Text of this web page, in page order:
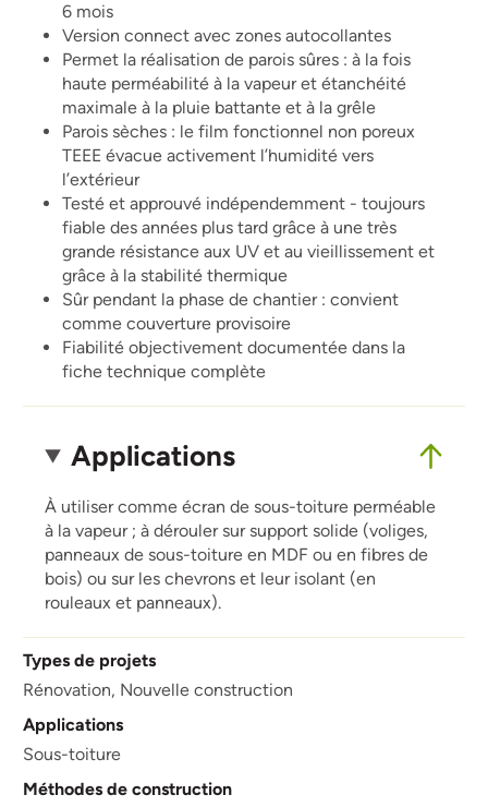
6 mois
Version connect avec zones autocollantes
Permet la réalisation de parois sûres : à la fois
haute perméabilité à la vapeur et étanchéité
maximale à la pluie battante et à la grêle
Parois sèches : le film fonctionnel non poreux
TEEE évacue activement l’humidité vers
l’extérieur
Testé et approuvé indépendemment - toujours
fiable des années plus tard grâce à une très
grande résistance aux UV et au vieillissement et
grâce à la stabilité thermique
Sûr pendant la phase de chantier : convient
comme couverture provisoire
Fiabilité objectivement documentée dans la
fiche technique complète
Applications
À utiliser comme écran de sous-toiture perméable
à la vapeur ; à dérouler sur support solide (voliges,
panneaux de sous-toiture en MDF ou en fibres de
bois) ou sur les chevrons et leur isolant (en
rouleaux et panneaux).
Types de projets
Rénovation, Nouvelle construction
Applications
Sous-toiture
Méthodes de construction